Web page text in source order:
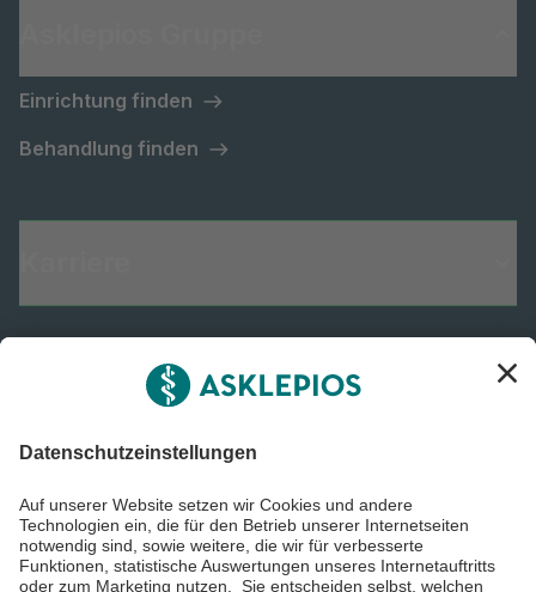
Einrichtung finden
Behandlung finden
Informiert bleiben